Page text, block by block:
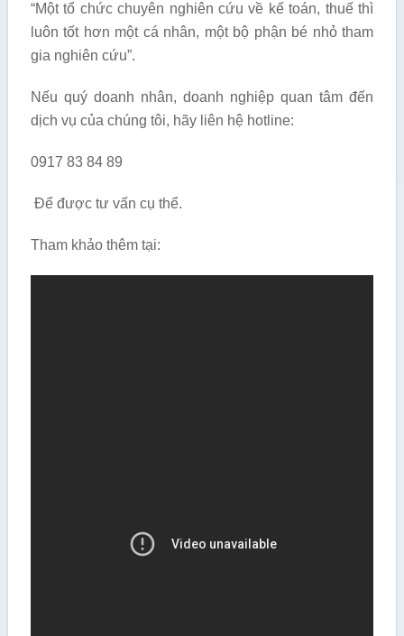
“Một tổ chức chuyên nghiên cứu về kế toán, thuế thì
luôn tốt hơn một cá nhân, một bộ phận bé nhỏ tham
gia nghiên cứu”.
Nếu quý doanh nhân, doanh nghiệp quan tâm đến
dịch vụ của chúng tôi, hãy liên hệ hotline:
0917 83 84 89
Để được tư vấn cụ thể.
Tham khảo thêm tại: